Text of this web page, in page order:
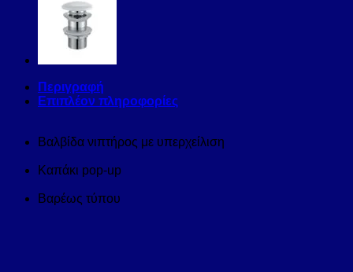
Περιγραφή
Επιπλέον πληροφορίες
Βαλβίδα νιπτήρος με υπερχείλιση
Καπάκι pop-up
Βαρέως τύπου